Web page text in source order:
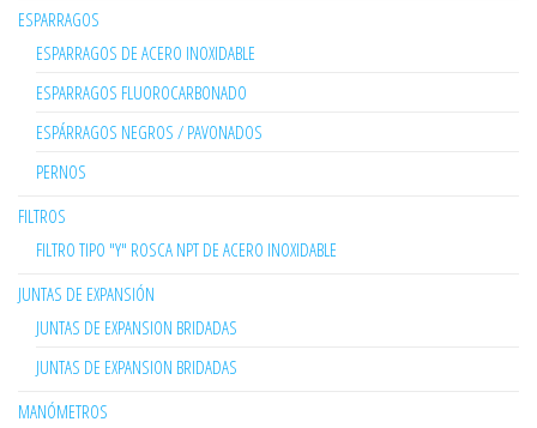
ESPARRAGOS
ESPARRAGOS DE ACERO INOXIDABLE
ESPARRAGOS FLUOROCARBONADO
ESPÁRRAGOS NEGROS / PAVONADOS
PERNOS
FILTROS
FILTRO TIPO "Y" ROSCA NPT DE ACERO INOXIDABLE
JUNTAS DE EXPANSIÓN
JUNTAS DE EXPANSION BRIDADAS
JUNTAS DE EXPANSION BRIDADAS
MANÓMETROS